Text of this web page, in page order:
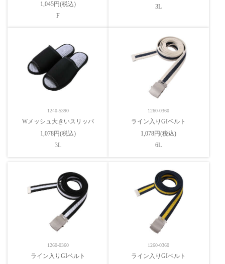
1,045円(税込)
F
3L
1240-5390
Wメッシュ大きいスリッパ
1,078円(税込)
3L
1260-0360
ライン入りGIベルト
1,078円(税込)
6L
1260-0360
ライン入りGIベルト
1260-0360
ライン入りGIベルト